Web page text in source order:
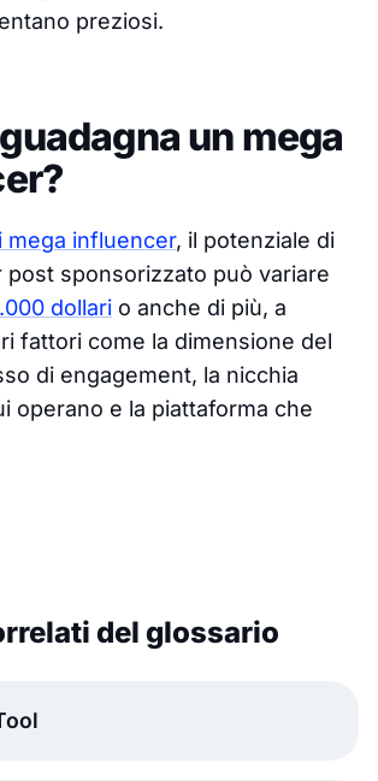
preziosi.
un mega
mega influencer, il potenziale di
post sponsorizzato può variare
dollari o anche di più, a
fattori come la dimensione del
di engagement, la nicchia
operano e la piattaforma che
del glossario